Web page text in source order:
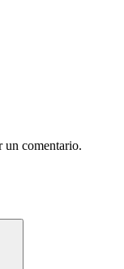
un comentario.